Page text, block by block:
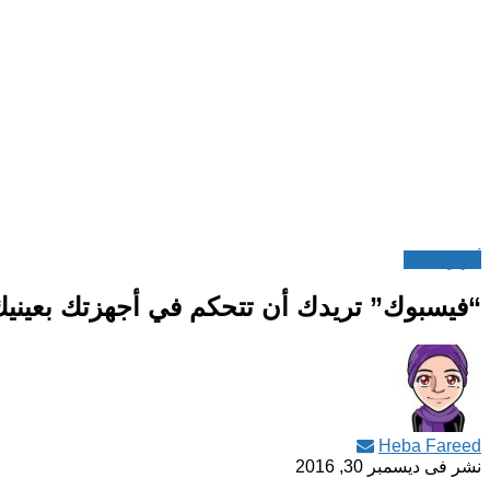
“فيسبوك” تريدك أن تتحكم في أجهزتك
Heba Fareed
نشر فى ديسمبر 30, 2016